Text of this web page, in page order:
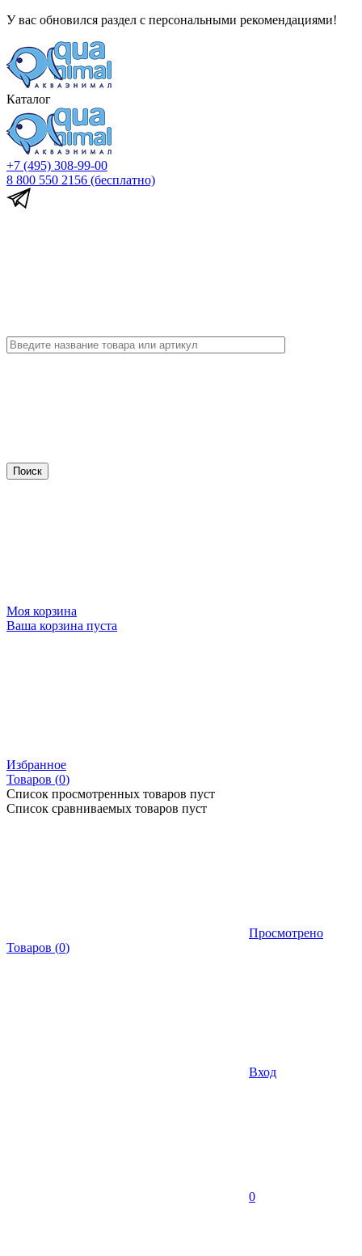
У вас обновился раздел с персональными рекомендациями!
Каталог
+7 (495) 308-99-00
8 800 550 2156 (бесплатно)
Моя корзина
Ваша корзина пуста
Избранное
Товаров (0)
Список просмотренных товаров пуст
Список сравниваемых товаров пуст
Просмотрено
Товаров (0)
Вход
0